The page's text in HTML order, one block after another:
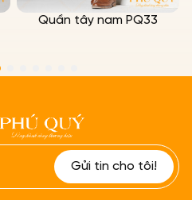
Quần tây nam PQ33